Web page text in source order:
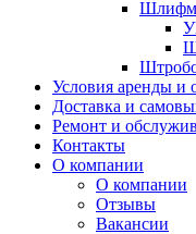
Условия аренды и
Доставка и
Ремонт и
Контакты
О компании
О компании
Отзывы
Вакансии